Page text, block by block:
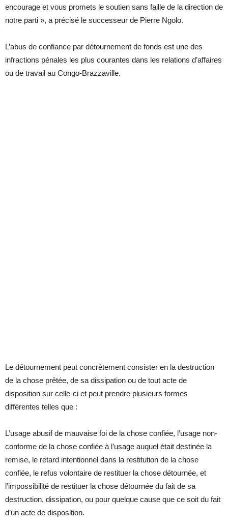
encourage et vous promets le soutien sans faille de la direction de
notre parti », a précisé le successeur de Pierre Ngolo.
L’abus de confiance par détournement de fonds est une des
infractions pénales les plus courantes dans les relations d’affaires
ou de travail au Congo-Brazzaville.
Le détournement peut concrètement consister en la destruction
de la chose prêtée, de sa dissipation ou de tout acte de
disposition sur celle-ci et peut prendre plusieurs formes
différentes telles que :
L’usage abusif de mauvaise foi de la chose confiée, l’usage non-
conforme de la chose confiée à l’usage auquel était destinée la
remise, le retard intentionnel dans la restitution de la chose
confiée, le refus volontaire de restituer la chose détournée, et
l’impossibilité de restituer la chose détournée du fait de sa
destruction, dissipation, ou pour quelque cause que ce soit du fait
d’un acte de disposition.